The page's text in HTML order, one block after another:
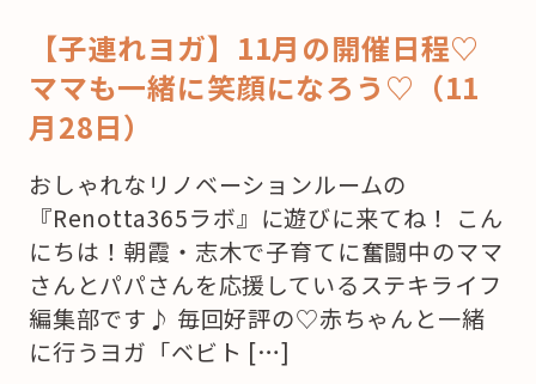
【子連れヨガ】11月の開催日程♡
ママも一緒に笑顔になろう♡（11
月28日）
おしゃれなリノベーションルームの
『Renotta365ラボ』に遊びに来てね！ こん
にちは！朝霞・志木で子育てに奮闘中のママ
さんとパパさんを応援しているステキライフ
編集部です♪ 毎回好評の♡赤ちゃんと一緒
に行うヨガ「ベビト […]